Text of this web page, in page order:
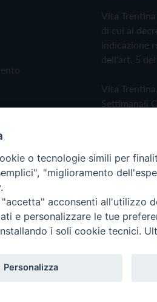
Vita
di cui al
Indicazione
dell'art. 5 del
Vita
Settimanali
Privacy
riservati - Vita Trentina
o tecnologie simili per
"miglioramento
acconsenti all'utilizzo
e personalizzare le tue
i soli cookie tecnici.
Personalizza